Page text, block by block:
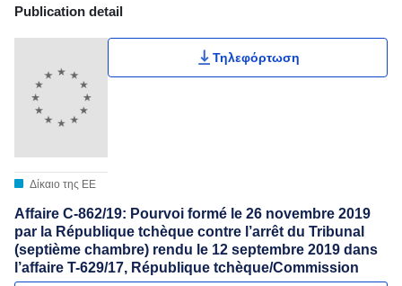
Publication Detail Actions Portlet
Publication detail
Δίκαιο της ΕΕ
Τηλεφόρτωση
Affaire C-862/19: Pourvoi formé le 26 novembre 2019
par la République tchèque contre l’arrêt du Tribunal
(septième chambre) rendu le 12 septembre 2019 dans
l’affaire T-629/17, République tchèque/Commission